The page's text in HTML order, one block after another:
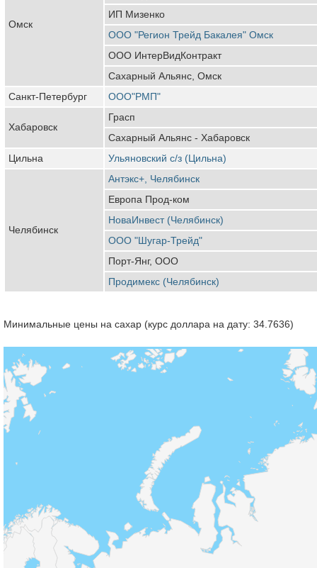
Омск
ИП Мизенко
ООО "Регион Трейд Бакалея" Омск
ООО ИнтерВидКонтракт
Сахарный Альянс, Омск
Санкт-Петербург
ООО"РМП"
Хабаровск
Грасп
Сахарный Альянс - Хабаровск
Цильна
Ульяновский с/з (Цильна)
Челябинск
Антэкс+, Челябинск
Европа Прод-ком
НоваИнвест (Челябинск)
ООО "Шугар-Трейд"
Порт-Янг, ООО
Продимекс (Челябинск)
Минимальные цены на сахар (курс доллара на дату: 34.7636)